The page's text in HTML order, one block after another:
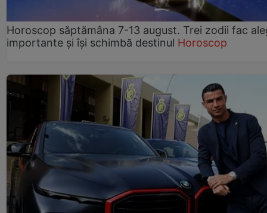
Horoscop săptămâna 7-13 august. Trei zodii fac
importante și își schimbă destinul Horoscop